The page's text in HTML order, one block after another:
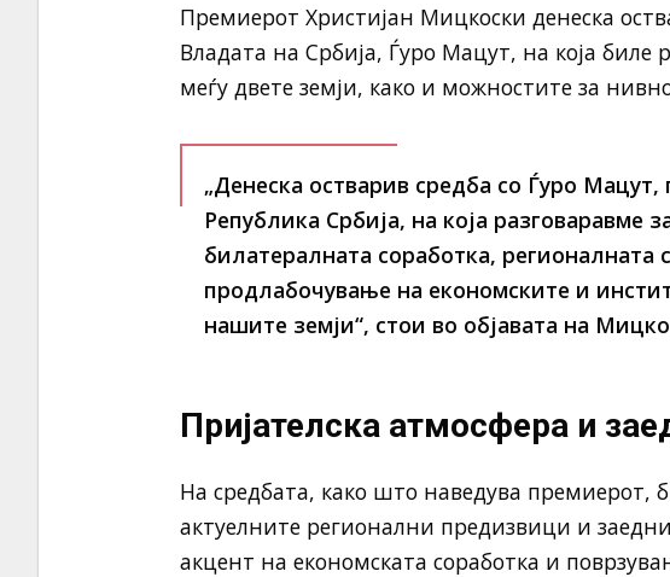
Премиерот Христијан Мицкоски денеска
Владата на Србија, Ѓуро Мацут, на која биле
меѓу двете земји, како и можностите за
„Денеска остварив средба со Ѓуро
Република Србија, на која разговаравме
билатералната соработка,
продлабочување на економските и
нашите земји“, стои во објавата на
Пријателска атмосфера и
На средбата, како што наведува премиерот,
актуелните регионални предизвици и
акцент на економската соработка и